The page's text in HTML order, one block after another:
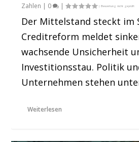
Zahlen | 0 |
Der Mittelstand steckt im
Creditreform meldet
wachsende Unsicherheit
Investitionsstau. Politik
Unternehmen stehen
Weiterlesen